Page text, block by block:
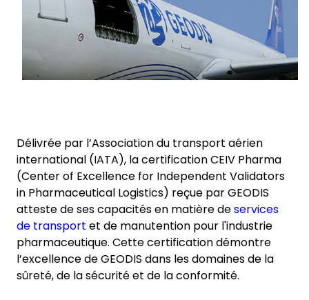
Délivrée par l’Association du transport aérien
international (IATA), la certification CEIV Pharma
(Center of Excellence for Independent Validators
in Pharmaceutical Logistics) reçue par GEODIS
atteste de ses capacités en matière deservices
de transport et de manutention pour l'industrie
pharmaceutique. Cette certification démontre
l’excellence de GEODIS dans les domaines de la
sûreté, de la sécurité et de la conformité.